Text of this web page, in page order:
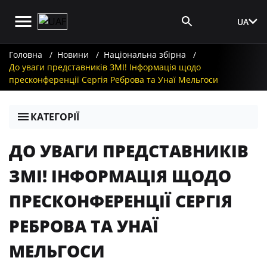
UA
Головна Новини
Національна збірна
До уваги представників ЗМІ! Інформація щодо
пресконференції Сергія Реброва та Унаї Мельгоси
КАТЕГОРІЇ
ДО УВАГИ ПРЕДСТАВНИКІВ
ЗМІ! ІНФОРМАЦІЯ ЩОДО
ПРЕСКОНФЕРЕНЦІЇ СЕРГІЯ
РЕБРОВА ТА УНАЇ
МЕЛЬГОСИ